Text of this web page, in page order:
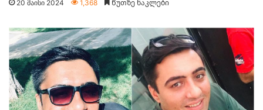
20 მაისი 2024 1,368 Წუთზე ნაკლები